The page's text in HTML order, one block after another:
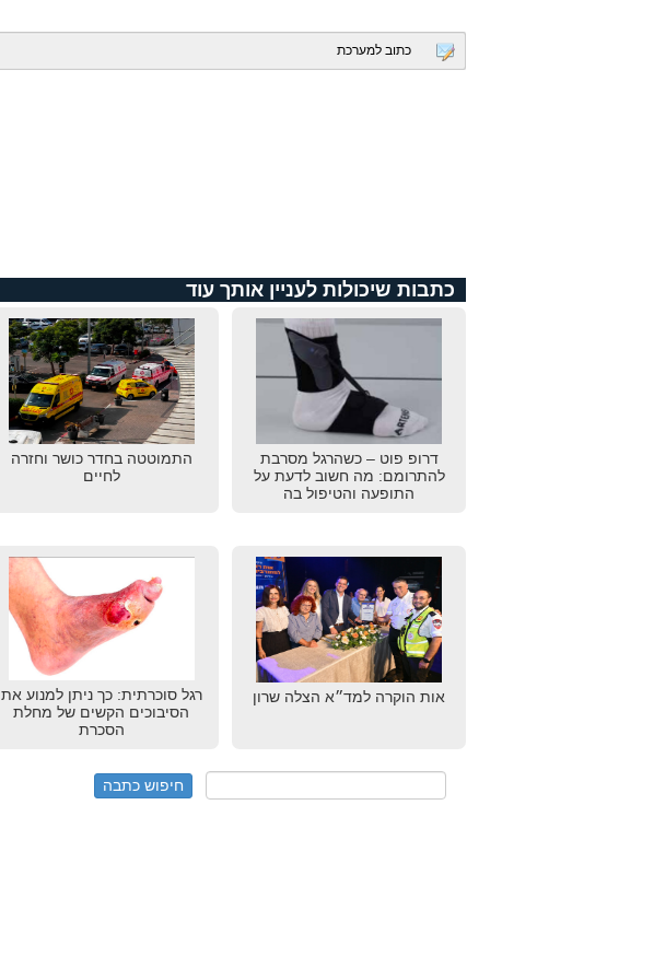
כתוב למערכת
כתבות שיכולות לעניין אותך עוד
דרופ פוט – כשהרגל מסרבת
להתרומם: מה חשוב לדעת על
התופעה והטיפול בה
התמוטטה בחדר כושר וחזרה
לחיים
אות הוקרה למד״א הצלה שרון
רגל סוכרתית: כך ניתן למנוע את
הסיבוכים הקשים של מחלת
הסכרת